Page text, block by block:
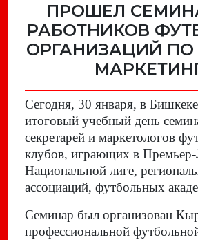
ПРОШЕЛ
РАБОТНИКОВ
ОРГАНИЗАЦИЙ
Сегодня, 30 января, в
итоговый учебный день
секретарей и маркетологов
клубов, играющих в
Национальной лиге,
ассоциаций, футбольных
Семинар был организован
профессиональной